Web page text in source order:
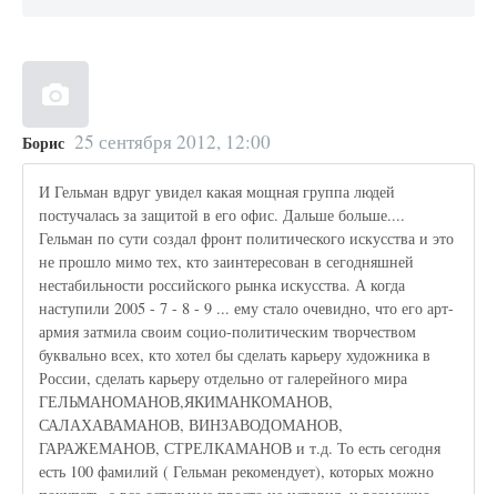
Борис 25 сентября 2012, 12:00
И Гельман вдруг увидел какая мощная группа людей
постучалась за защитой в его офис. Дальше больше....
Гельман по сути создал фронт политического искусства и это
не прошло мимо тех, кто заинтересован в сегодняшней
нестабильности российского рынка искусства. А когда
наступили 2005 - 7 - 8 - 9 ... ему стало очевидно, что его арт-
армия затмила своим социо-политическим творчеством
буквально всех, кто хотел бы сделать карьеру художника в
России, сделать карьеру отдельно от галерейного мира
ГЕЛЬМАНОМАНОВ,ЯКИМАНКОМАНОВ,
САЛАХАВАМАНОВ, ВИНЗАВОДОМАНОВ,
ГАРАЖЕМАНОВ, СТРЕЛКАМАНОВ и т.д. То есть сегодня
есть 100 фамилий ( Гельман рекомендует), которых можно